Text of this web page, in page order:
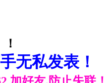
无私发表！